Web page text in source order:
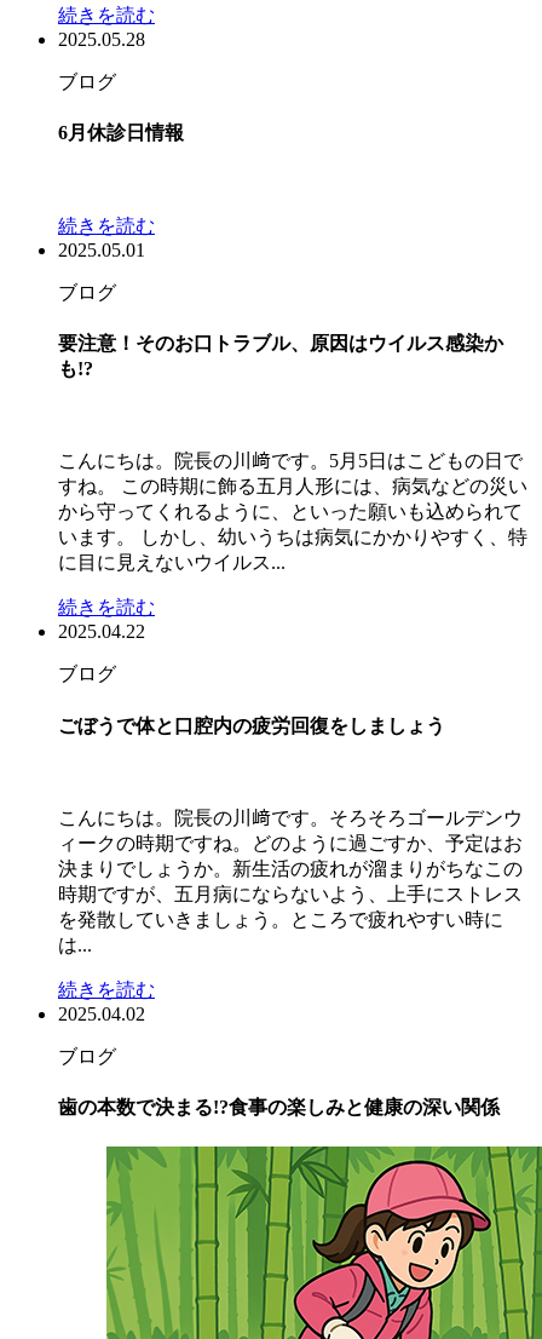
続きを読む
2025.05.28
ブログ
6月休診日情報
続きを読む
2025.05.01
ブログ
要注意！そのお口トラブル、原因はウイルス感染か
も!?
こんにちは。院長の川﨑です。5月5日はこどもの日で
すね。 この時期に飾る五月人形には、病気などの災い
から守ってくれるように、といった願いも込められて
います。 しかし、幼いうちは病気にかかりやすく、特
に目に見えないウイルス...
続きを読む
2025.04.22
ブログ
ごぼうで体と口腔内の疲労回復をしましょう
こんにちは。院長の川﨑です。そろそろゴールデンウ
ィークの時期ですね。どのように過ごすか、予定はお
決まりでしょうか。新生活の疲れが溜まりがちなこの
時期ですが、五月病にならないよう、上手にストレス
を発散していきましょう。ところで疲れやすい時に
は...
続きを読む
2025.04.02
ブログ
歯の本数で決まる!?食事の楽しみと健康の深い関係